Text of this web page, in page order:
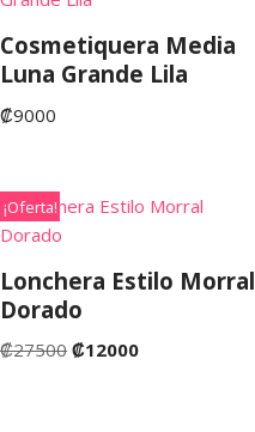
Cosmetiquera Media
Luna Grande Lila
₡9000
¡Oferta!
Lonchera Estilo Morral
Dorado
₡27500 ₡12000